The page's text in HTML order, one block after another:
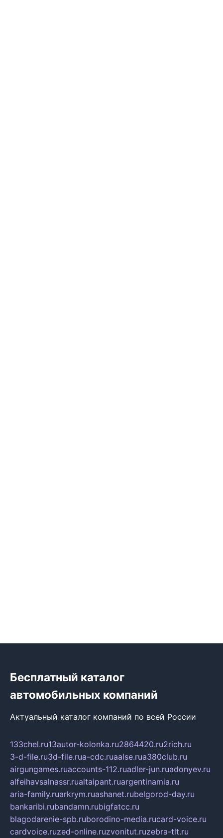
Бесплатный каталог
автомобильных компаний
Актуальный каталог компаний по всей России
133chel.ru13autor-kolonka.ru2864420.ru2rich.ru
3-d-file.ru3d-file.rua-cdc.ruaalse.rua380club.ru
airgungames.ruaccounts-112.ruadler-jun.ruadonyev.ru
alfeihavsalnassr.rualtaipant.ruargentinamia.ru
aria-family.ruarkrym.ruashanet.rubelgorod-day.ru
bankaribi.rubandamn.rubigfatcc.ru
blagodarenie-spb.ruborodino-media.rucard-voice.ru
cardvoice.ruzed-online.ruzvonitut.ruzebra-tlt.ru